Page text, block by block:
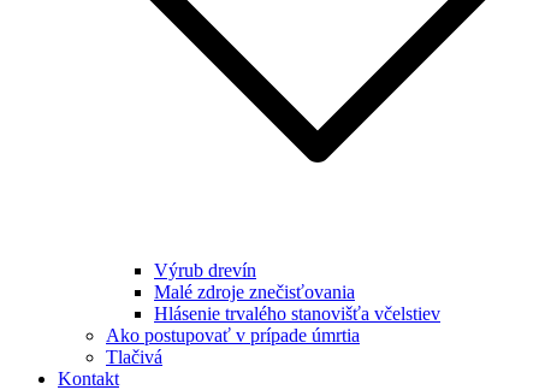
Výrub drevín
Malé zdroje znečisťovania
Hlásenie trvalého stanovišťa včelstiev
Ako postupovať v prípade úmrtia
Tlačivá
Kontakt